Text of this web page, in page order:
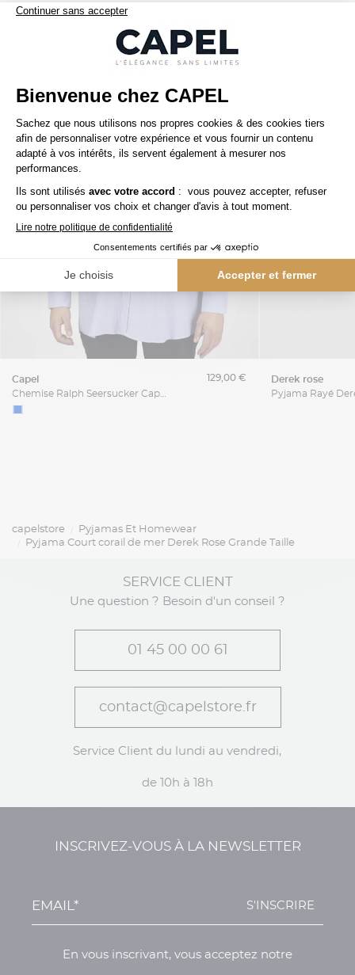
Nos clients aiment aussi
capel
Chemise Ralph Seersucker Capel Grande Taille
129,00 € derek rose
capelstore
Pyjamas Et Homewear
Pyjama Court corail de mer Derek Rose Grande Taille
SERVICE CLIENT
Une question ? Besoin d'un conseil ?
01 45 00 00 61
contact@capelstore.fr
Service Client du lundi au vendredi,
de 10h à 18h
INSCRIVEZ-VOUS À LA NEWSLETTER
S'INSCRIRE
En vous inscrivant, vous acceptez notre